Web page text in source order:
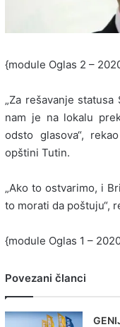
{module Oglas 2 –
„Za rešavanje
nam je na lokalu
odsto glasova“,
opštini Tutin.
„Ako to ostvarimo, i
to morati da poštuju“,
{module Oglas 1 –
Povezani članci